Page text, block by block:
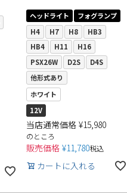
ヘッドライト
フォグランプ
H4
H7 H8
HB3
HB4
H11
H16
PSX26W
D2S
D4S
他形式あり
ホワイト
12V
当店通常価格 ¥15,980
のところ
販売価格 ¥11,780税込
カートに入れる